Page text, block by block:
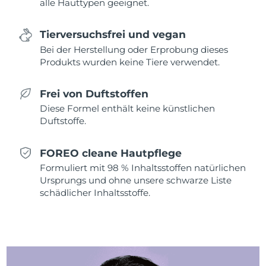
alle Hauttypen geeignet.
Tierversuchsfrei und vegan
Bei der Herstellung oder Erprobung dieses
Produkts wurden keine Tiere verwendet.
Frei von Duftstoffen
Diese Formel enthält keine künstlichen
Duftstoffe.
FOREO cleane Hautpflege
Formuliert mit 98 % Inhaltsstoffen natürlichen
Ursprungs und ohne unsere schwarze Liste
schädlicher Inhaltsstoffe.
Monaco
Niederlande
Erwartete Lieferung
08/08/2026
Norwegen
Erwartete Lieferung
Oman
Philippinen
Erwartete Lieferung